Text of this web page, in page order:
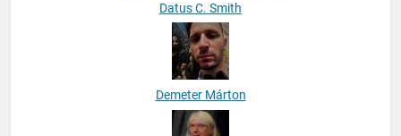
Datus C. Smith
Demeter Márton